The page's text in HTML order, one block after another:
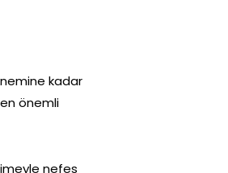
kadar
önemli
nefes